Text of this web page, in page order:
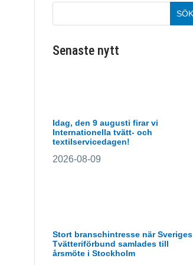
Senaste nytt
Idag, den 9 augusti firar vi
Internationella tvätt- och
textilservicedagen!
2026-08-09
Stort branschintresse när Sveriges
Tvätteriförbund samlades till
årsmöte i Stockholm